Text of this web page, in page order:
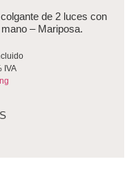
de 2 luces con
– Mariposa.
IVA